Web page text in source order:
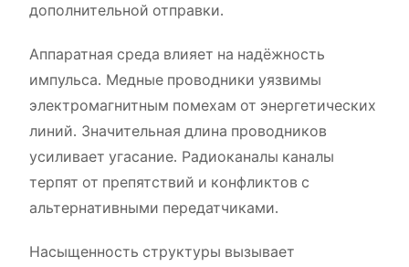
дополнительной отправки.
Аппаратная среда влияет на надёжность
импульса. Медные проводники уязвимы
электромагнитным помехам от энергетических
линий. Значительная длина проводников
усиливает угасание. Радиоканалы каналы
терпят от препятствий и конфликтов с
альтернативными передатчиками.
Насыщенность структуры вызывает